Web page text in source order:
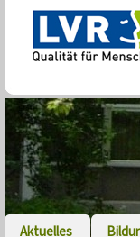
Aktuelles